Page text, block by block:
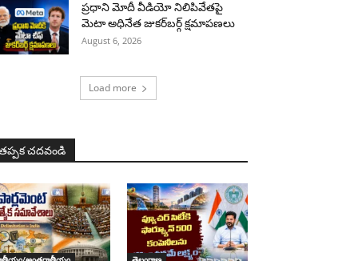
ప్రధాని మోదీ వీడియో నిలిపివేతపై
మెటా అధినేత జుకర్‌బర్గ్‌ క్షమాపణలు
August 6, 2026
Load more
చదవండి